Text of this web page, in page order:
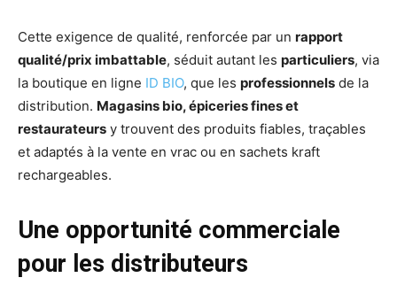
Cette exigence de qualité, renforcée par un rapport
qualité/prix imbattable, séduit autant les particuliers, via
la boutique en ligne ID BIO, que les professionnels de la
distribution. Magasins bio, épiceries fines et
restaurateurs y trouvent des produits fiables, traçables
et adaptés à la vente en vrac ou en sachets kraft
rechargeables.
Une opportunité commerciale
pour les distributeurs